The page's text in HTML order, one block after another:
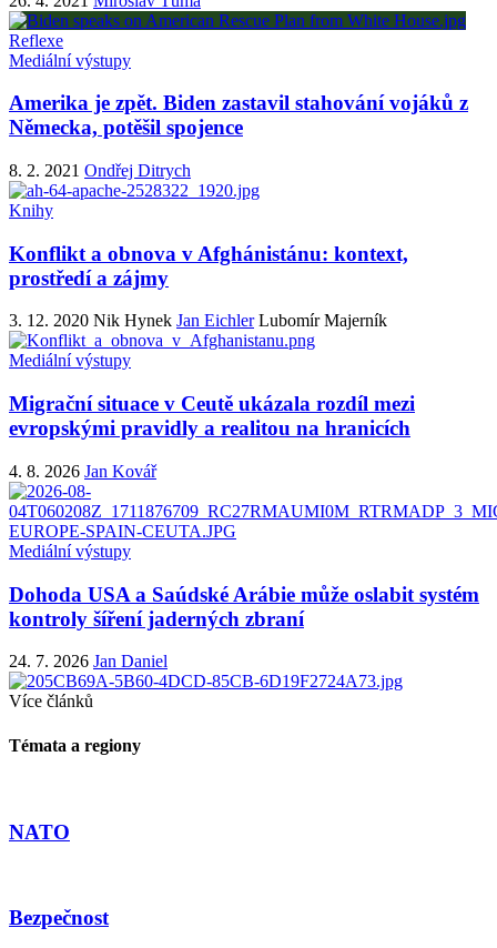
Reflexe
Mediální výstupy
Amerika je zpět. Biden zastavil stahování vojáků z
Německa, potěšil spojence
8. 2. 2021 Ondřej Ditrych
Knihy
Konflikt a obnova v Afghánistánu: kontext,
prostředí a zájmy
3. 12. 2020 Nik Hynek Jan Eichler Lubomír Majerník
Mediální výstupy
Migrační situace v Ceutě ukázala rozdíl mezi
evropskými pravidly a realitou na hranicích
4. 8. 2026 Jan Kovář
Mediální výstupy
Dohoda USA a Saúdské Arábie může oslabit systém
kontroly šíření jaderných zbraní
24. 7. 2026 Jan Daniel
Více článků
Témata a regiony
NATO
Bezpečnost